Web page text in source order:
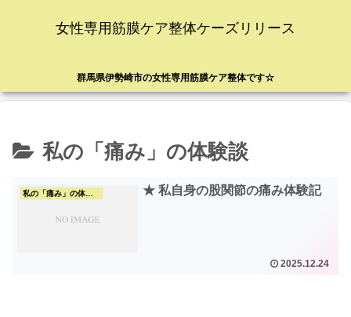
女性専用筋膜ケア整体ケーズリリース
群馬県伊勢崎市の女性専用筋膜ケア整体です☆
私の「痛み」の体験談
私の「痛み」の体験談 ★ 私自身の股関節の痛み体験記
2025.12.24